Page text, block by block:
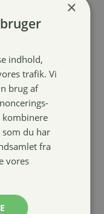
elastik
kr.
×
indhold,
trafik. Vi
brug af
kombinere
du har
fra
vores